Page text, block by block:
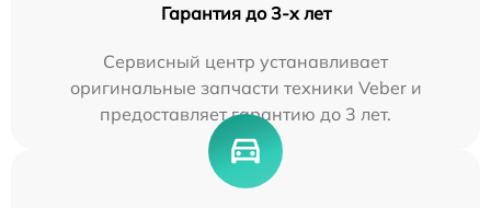
Гарантия до 3-х лет
Сервисный центр устанавливает
оригинальные запчасти техники Veber и
предоставляет гарантию до 3 лет.